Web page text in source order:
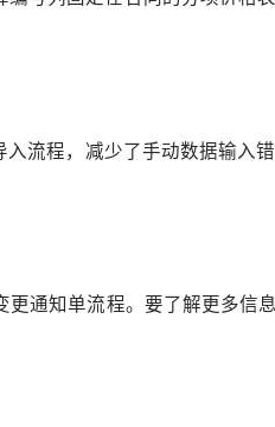
流程，减少了手动数据输入
通知单流程。要了解更多信